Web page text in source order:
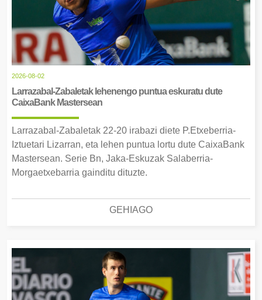
2026-08-02
Larrazabal-Zabaletak lehenengo puntua eskuratu dute
CaixaBank Mastersean
Larrazabal-Zabaletak 22-20 irabazi diete P.Etxeberria-
Iztuetari Lizarran, eta lehen puntua lortu dute CaixaBank
Mastersean. Serie Bn, Jaka-Eskuzak Salaberria-
Morgaetxebarria gainditu dituzte.
GEHIAGO